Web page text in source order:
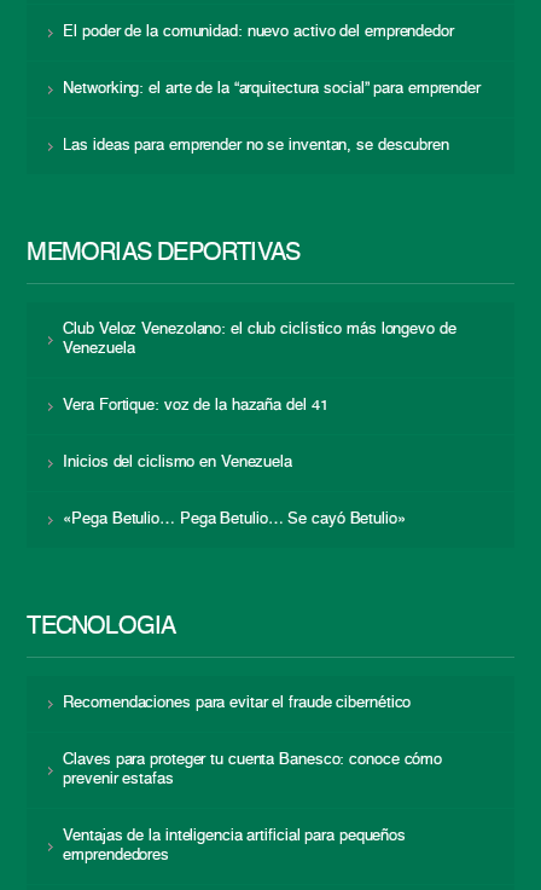
El poder de la comunidad: nuevo activo del emprendedor
Networking: el arte de la “arquitectura social” para emprender
Las ideas para emprender no se inventan, se descubren
MEMORIAS DEPORTIVAS
Club Veloz Venezolano: el club ciclístico más longevo de
Venezuela
Vera Fortique: voz de la hazaña del 41
Inicios del ciclismo en Venezuela
«Pega Betulio… Pega Betulio… Se cayó Betulio»
TECNOLOGÍA
Recomendaciones para evitar el fraude cibernético
Claves para proteger tu cuenta Banesco: conoce cómo
prevenir estafas
Ventajas de la inteligencia artificial para pequeños
emprendedores